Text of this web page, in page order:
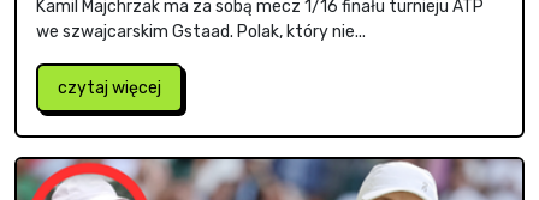
Kamil Majchrzak ma za sobą mecz 1/16 finału turnieju ATP
we szwajcarskim Gstaad. Polak, który nie...
czytaj więcej